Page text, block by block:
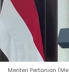
Menteri Pertanian